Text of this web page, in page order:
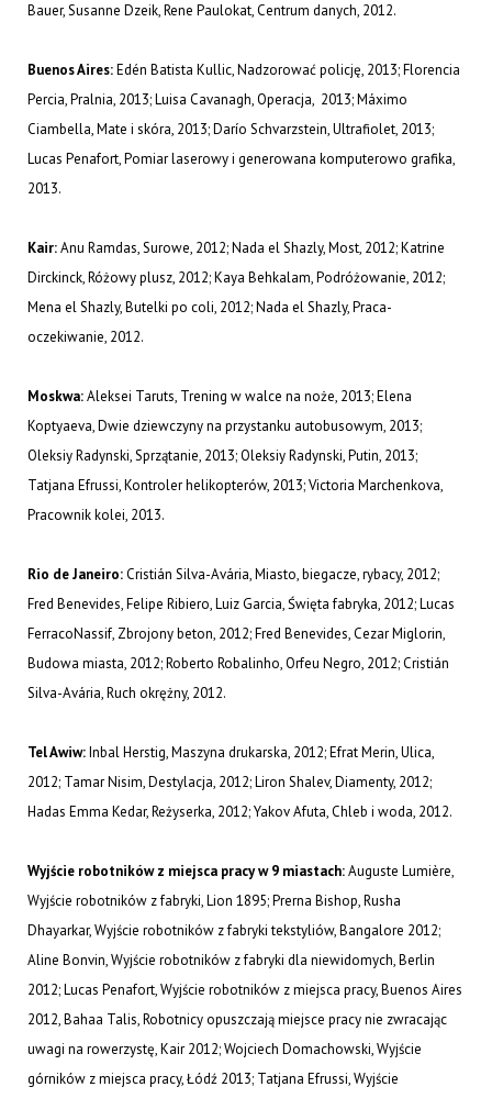
Bauer, Susanne Dzeik, Rene Paulokat, Centrum danych, 2012.
Buenos Aires:Edén Batista Kullic, Nadzorować policję, 2013; Florencia
Percia, Pralnia, 2013; Luisa Cavanagh, Operacja, 2013; Máximo
Ciambella, Mate i skóra, 2013; Darío Schvarzstein, Ultrafiolet, 2013;
Lucas Penafort, Pomiar laserowy i generowana komputerowo grafika,
2013.
Kair:Anu Ramdas, Surowe, 2012; Nada el Shazly, Most, 2012; Katrine
Dirckinck, Różowy plusz, 2012; Kaya Behkalam, Podróżowanie, 2012;
Mena el Shazly, Butelki po coli, 2012; Nada el Shazly, Praca-
oczekiwanie, 2012.
Moskwa:Aleksei Taruts, Trening w walce na noże, 2013; Elena
Koptyaeva, Dwie dziewczyny na przystanku autobusowym, 2013;
Oleksiy Radynski, Sprzątanie, 2013; Oleksiy Radynski, Putin, 2013;
Tatjana Efrussi, Kontroler helikopterów, 2013; Victoria Marchenkova,
Pracownik kolei, 2013.
Rio de Janeiro:Cristián Silva-Avária, Miasto, biegacze, rybacy, 2012;
Fred Benevides, Felipe Ribiero, Luiz Garcia, Święta fabryka, 2012; Lucas
FerracoNassif, Zbrojony beton, 2012; Fred Benevides, Cezar Miglorin,
Budowa miasta, 2012; Roberto Robalinho, Orfeu Negro, 2012; Cristián
Silva-Avária, Ruch okrężny, 2012.
Tel Awiw:Inbal Herstig, Maszyna drukarska, 2012; Efrat Merin, Ulica,
2012; Tamar Nisim, Destylacja, 2012; Liron Shalev, Diamenty, 2012;
Hadas Emma Kedar, Reżyserka, 2012; Yakov Afuta, Chleb i woda, 2012.
Wyjście robotników z miejsca pracy w 9 miastach:Auguste Lumière,
Wyjście robotników z fabryki, Lion 1895; Prerna Bishop, Rusha
Dhayarkar, Wyjście robotników z fabryki tekstyliów, Bangalore 2012;
Aline Bonvin, Wyjście robotników z fabryki dla niewidomych, Berlin
2012; Lucas Penafort, Wyjście robotników z miejsca pracy, Buenos Aires
2012, Bahaa Talis, Robotnicy opuszczają miejsce pracy nie zwracając
uwagi na rowerzystę, Kair 2012; Wojciech Domachowski, Wyjście
górników z miejsca pracy, Łódź 2013; Tatjana Efrussi, Wyjście